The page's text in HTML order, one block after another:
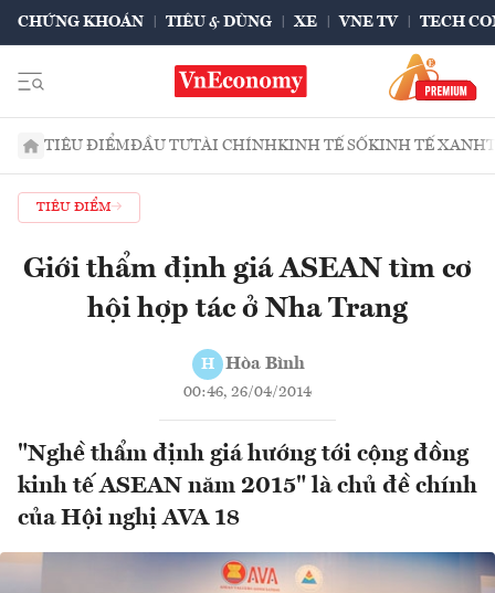
CHỨNG KHOÁN TIÊU & DÙNG XE VNE TV TECH
TIÊU ĐIỂMĐẦU TƯTÀI CHÍNHKINH TẾ SỐKINH TẾ XANH
TIÊU ĐIỂM
Giới thẩm định giá ASEAN tìm cơ
hội hợp tác ở Nha Trang
H Hòa Bình
00:46, 26/04/2014
"Nghề thẩm định giá hướng tới cộng đồng
kinh tế ASEAN năm 2015" là chủ đề chính
của Hội nghị AVA 18